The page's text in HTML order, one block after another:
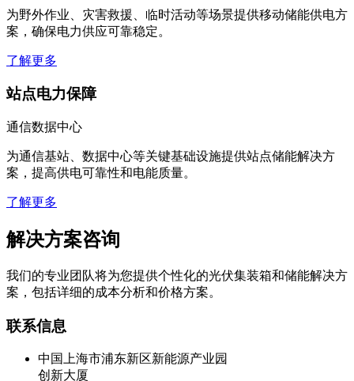
为野外作业、灾害救援、临时活动等场景提供移动储能供电方
案，确保电力供应可靠稳定。
了解更多
站点电力保障
通信数据中心
为通信基站、数据中心等关键基础设施提供站点储能解决方
案，提高供电可靠性和电能质量。
了解更多
解决方案咨询
我们的专业团队将为您提供个性化的光伏集装箱和储能解决方
案，包括详细的成本分析和价格方案。
联系信息
中国上海市浦东新区新能源产业园
创新大厦